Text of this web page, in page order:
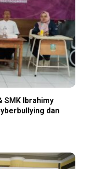
SMK Ibrahimy
dan